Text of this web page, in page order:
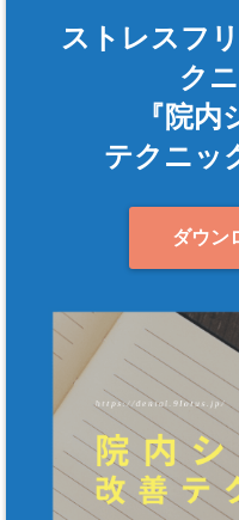
ストレスフ
ク
『院
テクニッ
ダウン